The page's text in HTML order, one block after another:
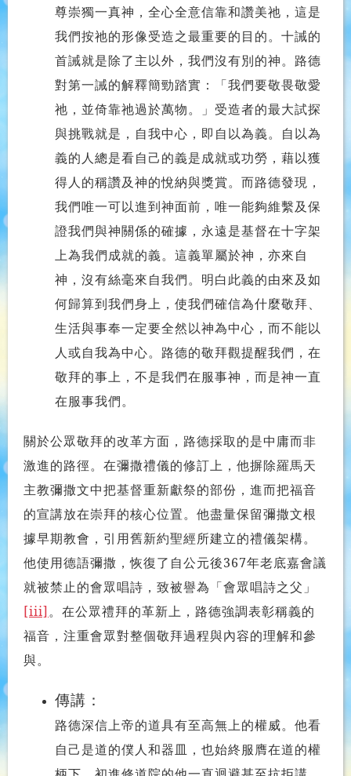
尊崇獨一真神，全心全意信靠和讚美祂，這是
我們按祂的形像受造之最重要的目的。十誡的
首誡就是除了主以外，我們沒有別的神。路德
對第一誡的解釋簡勁踏實：「我們要敬畏敬愛
祂，並倚靠祂過於萬物。」受造者的最大試探
與挑戰就是，自我中心，即自以為義。自以為
義的人總是看自己的義是成就或功勞，藉以獲
得人的稱讚及神的悅納與獎賞。而路德發現，
我們唯一可以進到神面前，唯一能夠維繫及保
證我們與神關係的確據，永遠是基督在十字架
上為我們成就的義。這義單屬於神，亦來自
神，沒有絲毫來自我們。明白此義的由來及如
何歸算到我們身上，使我們確信為什麼敬拜、
生活與事奉一定要全然以神為中心，而不能以
人或自我為中心。路德的敬拜觀提醒我們，在
敬拜的事上，不是我們在服事神，而是神一直
在服事我們。
關於公眾敬拜的改革方面，路德採取的是中庸而非
激進的路徑。在彌撒禮儀的修訂上，他摒除羅馬天
主教彌撒文中把基督重新獻祭的部份，進而把福音
的宣講放在崇拜的核心位置。他盡量保留彌撒文根
據早期教會，引用舊新約聖經所建立的禮儀架構。
他使用德語彌撒，恢復了自公元後367年老底嘉會議
就被禁止的會眾唱詩，致被譽為「會眾唱詩之父」
[iii]。在公眾禮拜的革新上，路德強調表彰稱義的
福音，注重會眾對整個敬拜過程與內容的理解和參
與。
傳講：
路德深信上帝的道具有至高無上的權威。他看
自己是道的僕人和器皿，也始終服膺在道的權